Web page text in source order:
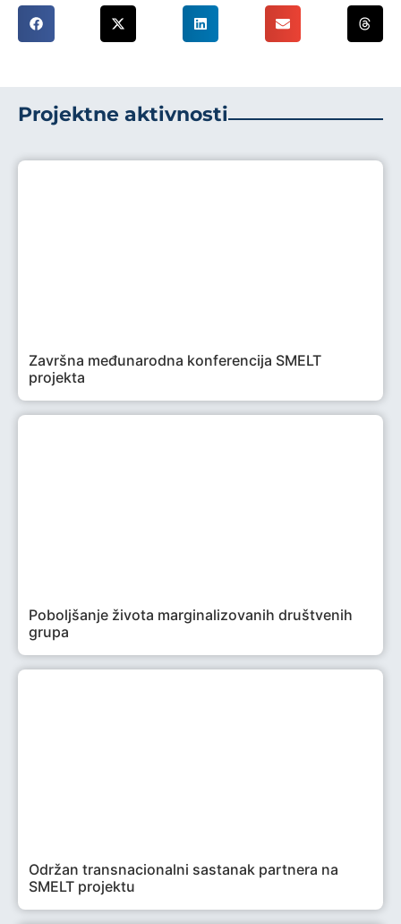
Projektne aktivnosti
Završna međunarodna konferencija SMELT
projekta
Poboljšanje života marginalizovanih društvenih
grupa
Održan transnacionalni sastanak partnera na
SMELT projektu